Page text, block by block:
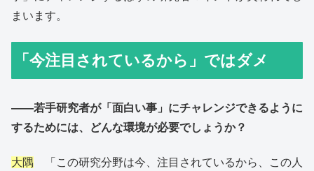
まいます。
「今注目されているから」ではダメ
――若手研究者が「面白い事」にチャレンジできるように
するためには、どんな環境が必要でしょうか？
大隅 「この研究分野は今、注目されているから、この人